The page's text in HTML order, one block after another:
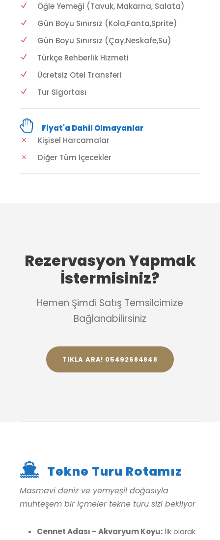
Öğle Yemeği (Tavuk, Makarna, Salata)
Gün Boyu Sınırsız (Kola,Fanta,Sprite)
Gün Boyu Sınırsız (Çay,Neskafe,Su)
Türkçe Rehberlik Hizmeti
Ücretsiz Otel Transferi
Tur Sigortası
Fiyat'a Dahil Olmayanlar
Kişisel Harcamalar
Diğer Tüm İçecekler
Rezervasyon Yapmak
İstermisiniz?
Hemen Şimdi Satış Temsilcimize
Bağlanabilirsiniz
TIKLA ARA! 05492684848
Tekne Turu Rotamız
Masmavi deniz ve yemyeşil doğasıyla
muhteşem bir içmeler tekne turu sizi bekliyor
Cennet Adası – Akvaryum Koyu: İlk olarak